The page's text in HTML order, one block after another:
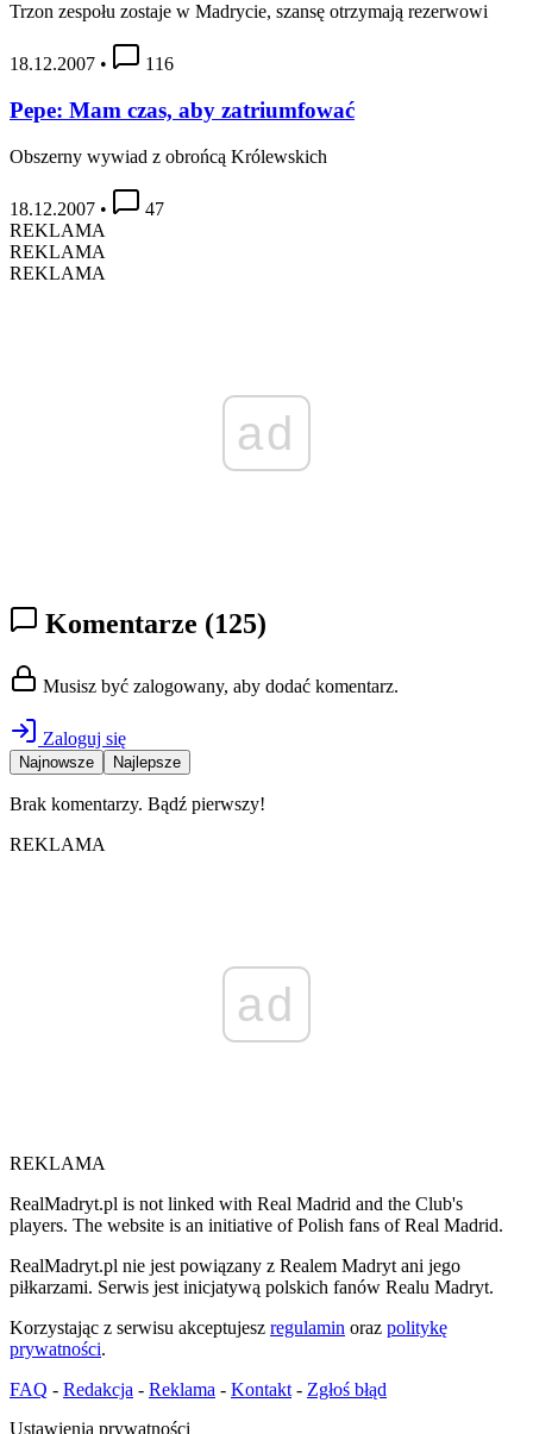
Trzon zespołu zostaje w Madrycie, szansę otrzymają rezerwowi
18.12.2007 • 116
Pepe: Mam czas, aby zatriumfować
Obszerny wywiad z obrońcą Królewskich
18.12.2007 •
47
REKLAMA
REKLAMA
REKLAMA
ad
Komentarze (125)
Musisz być zalogowany, aby dodać komentarz.
Zaloguj się
Najnowsze Najlepsze
Brak komentarzy. Bądź pierwszy!
REKLAMA
ad
REKLAMA
RealMadryt.pl is not linked with Real Madrid and the Club's
players. The website is an initiative of Polish fans of Real Madrid.
RealMadryt.pl nie jest powiązany z Realem Madryt ani jego
piłkarzami. Serwis jest inicjatywą polskich fanów Realu Madryt.
Korzystając z serwisu akceptujesz regulamin oraz politykę
prywatności.
FAQ - Redakcja - Reklama - Kontakt - Zgłoś błąd
Ustawienia prywatności